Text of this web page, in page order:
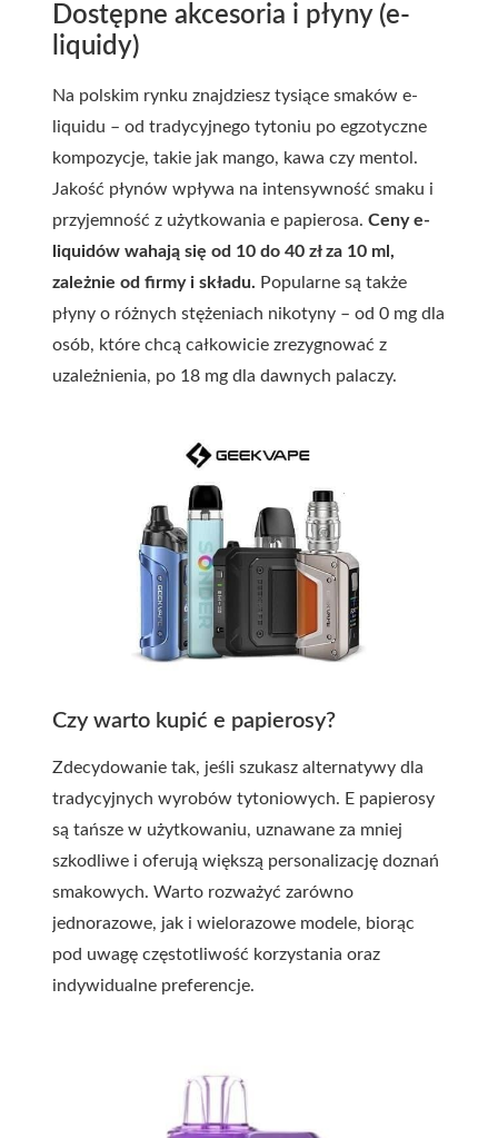
Dostępne akcesoria i płyny (e-
liquidy)
Na polskim rynku znajdziesz tysiące smaków e-
liquidu – od tradycyjnego tytoniu po egzotyczne
kompozycje, takie jak mango, kawa czy mentol.
Jakość płynów wpływa na intensywność smaku i
przyjemność z użytkowania e papierosa. Ceny e-
liquidów wahają się od 10 do 40 zł za 10 ml,
zależnie od firmy i składu. Popularne są także
płyny o różnych stężeniach nikotyny – od 0 mg dla
osób, które chcą całkowicie zrezygnować z
uzależnienia, po 18 mg dla dawnych palaczy.
Czy warto kupić e papierosy?
Zdecydowanie tak, jeśli szukasz alternatywy dla
tradycyjnych wyrobów tytoniowych. E papierosy
są tańsze w użytkowaniu, uznawane za mniej
szkodliwe i oferują większą personalizację doznań
smakowych. Warto rozważyć zarówno
jednorazowe, jak i wielorazowe modele, biorąc
pod uwagę częstotliwość korzystania oraz
indywidualne preferencje.